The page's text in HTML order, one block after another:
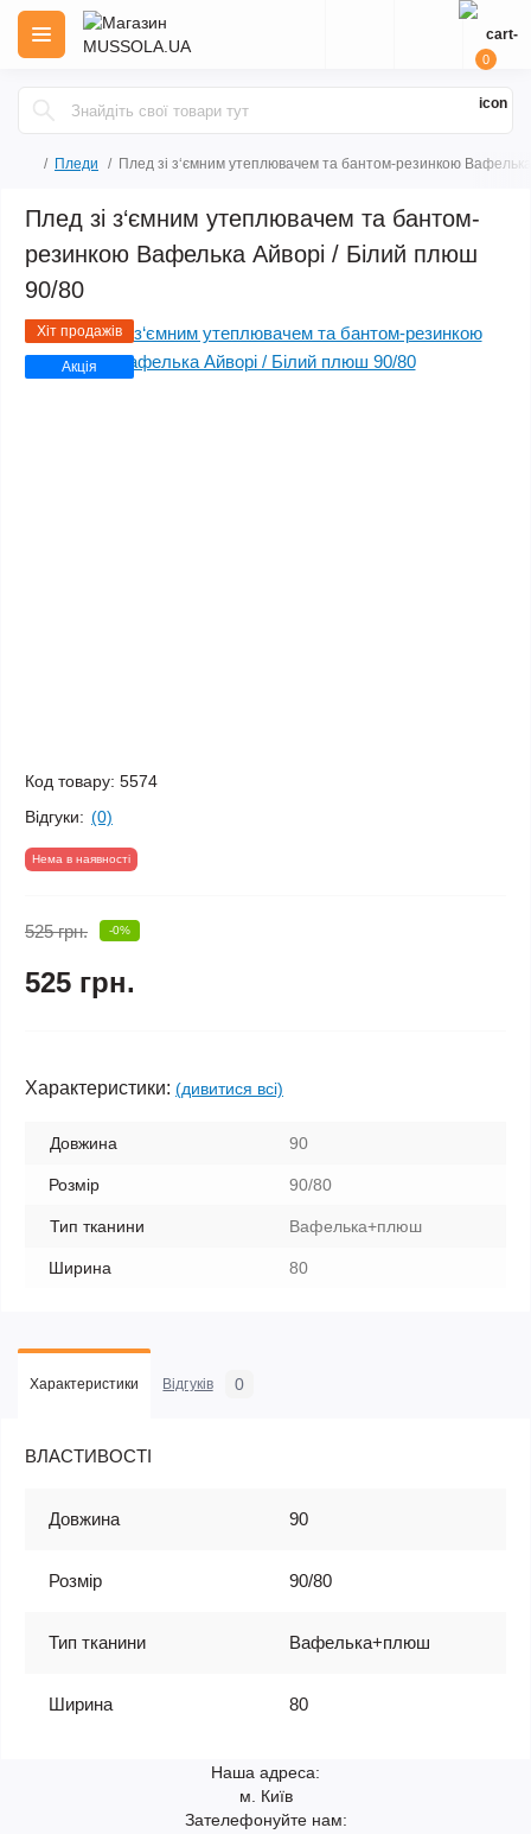
0
Пледи Плед зі з‘ємним утеплювачем та бантом-резинкою
Плед зі з‘ємним утеплювачем та бантом-
резинкою Вафелька Айворі / Білий плюш
90/80
Хіт продажів
Акція
Код товару: 5574
Відгуки: (0)
Нема в наявності
525 грн. -0%
525 грн.
Характеристики: (дивитися всі)
Довжина 90
Розмір 90/80
Тип тканини Вафелька+плюш
Ширина 80
Характеристики Відгуків 0
ВЛАСТИВОСТІ
Довжина 90
Розмір 90/80
Тип тканини Вафелька+плюш
Ширина 80
Наша адреса:
м. Київ
Зателефонуйте нам: